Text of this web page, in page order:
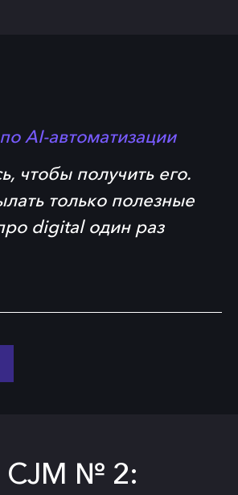
AI-автоматизации
чтобы получить его.
только полезные
digital один раз
CJM № 2: